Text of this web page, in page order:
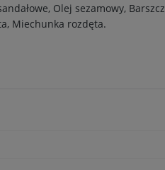
Olej sezamowy, Barszcz
Miechunka rozdęta.